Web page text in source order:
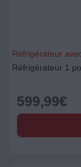
Réfrigérateur
Réfrigérateur 1
599,99€